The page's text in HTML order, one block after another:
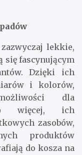
lekkie,
się fascynującym
Dzięki ich
i kolorów,
dla
więcej, ich
zasobów,
produktów
do kosza na